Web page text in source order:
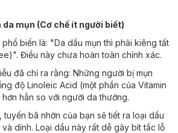
mụn (Cơ chế ít người biết)
phổ biến là: "Da dầu mụn thì phải kiêng tất
Điều này chưa hoàn toàn chính xác.
đã chỉ ra rằng: Những người bị mụn
độ Linoleic Acid (một phần của Vitamin
hẳn so với người da thường.
tuyến bã nhờn của bạn sẽ tiết ra loại dầu
dính. Loại dầu này rất dễ gây bít tắc lỗ